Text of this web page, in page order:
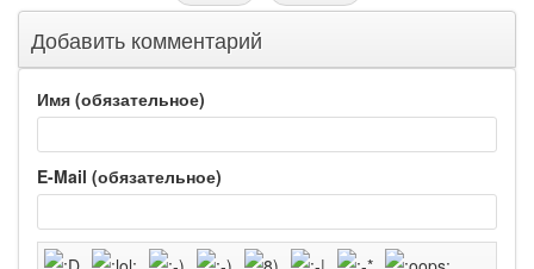
Добавить комментарий
Имя (обязательное)
E-Mail (обязательное)